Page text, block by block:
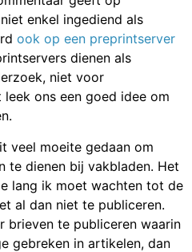
enkel ingediend als
ook op een preprintserver
dienen als
niet voor
ons een goed idee om
veel moeite gedaan om
te dienen bij vakbladen. Het
lang ik moet wachten tot de
al dan niet te publiceren.
brieven te publiceren waarin
gebreken in artikelen, dan